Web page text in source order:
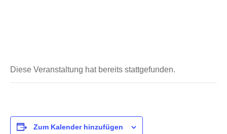
Diese Veranstaltung hat bereits stattgefunden.
Zum Kalender hinzufügen